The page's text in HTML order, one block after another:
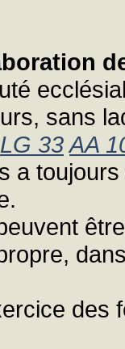
sans
LG 33 AA
a
des